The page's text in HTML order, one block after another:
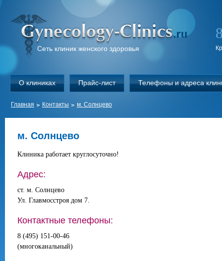
Сеть клиник женского здоровья
О клиниках Прайс-лист Телефоны и адреса
Главная Контакты м. Солнцево
м. Солнцево
Клиника работает круглосуточно!
Адрес:
ст. м. Солнцево
Ул. Главмосстроя дом 7.
Контактные телефоны:
8 (495) 151-00-46
(многоканальный)